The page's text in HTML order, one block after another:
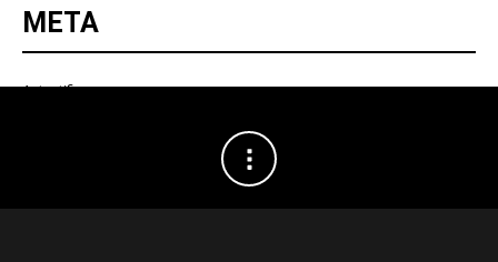
META
Autentificare